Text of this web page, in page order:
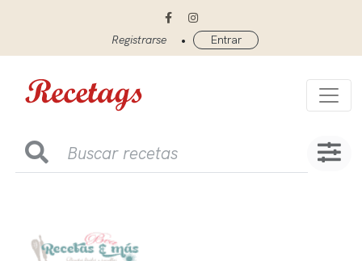
Registrarse • Entrar